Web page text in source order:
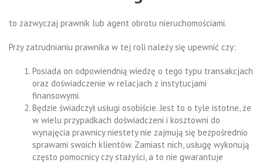
to zazwyczaj prawnik lub agent obrotu nieruchomościami.
Przy zatrudnianiu prawnika w tej roli należy się upewnić czy:
Posiada on odpowiendnią wiedzę o tego typu transakcjach
oraz doświadczenie w relacjach z instytucjami
finansowymi.
Będzie świadczył usługi osobiście. Jest to o tyle istotne, że
w wielu przypadkach doświadczeni i kosztowni do
wynajęcia prawnicy niestety nie zajmują się bezpośrednio
sprawami swoich klientów. Zamiast nich, usługę wykonują
często pomocnicy czy stażyści, a to nie gwarantuje